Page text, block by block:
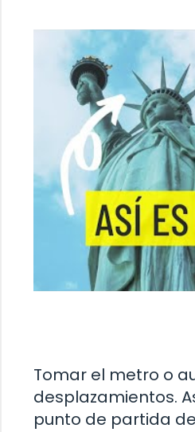
Tomar el metro o
desplazamientos.
punto de partida